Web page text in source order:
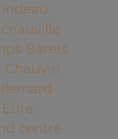
Barets
Chauvin
centre